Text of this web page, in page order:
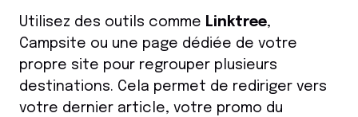
Utilisez des outils comme Linktree,
Campsite ou une page dédiée de votre
propre site pour regrouper plusieurs
destinations. Cela permet de rediriger vers
votre dernier article, votre promo du